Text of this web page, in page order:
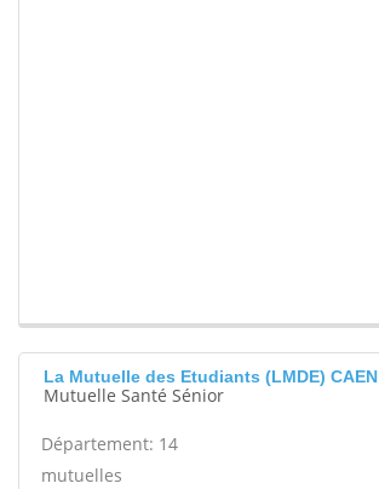
La Mutuelle des Etudiants (LMDE) CAEN
Mutuelle Santé Sénior
Département: 14
mutuelles